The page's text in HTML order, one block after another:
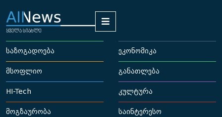
საზოგადოება ეკონომიკა
მსოფლიო განათლება
HI-Tech კულტურა
მოგზაურობა საინტერესო